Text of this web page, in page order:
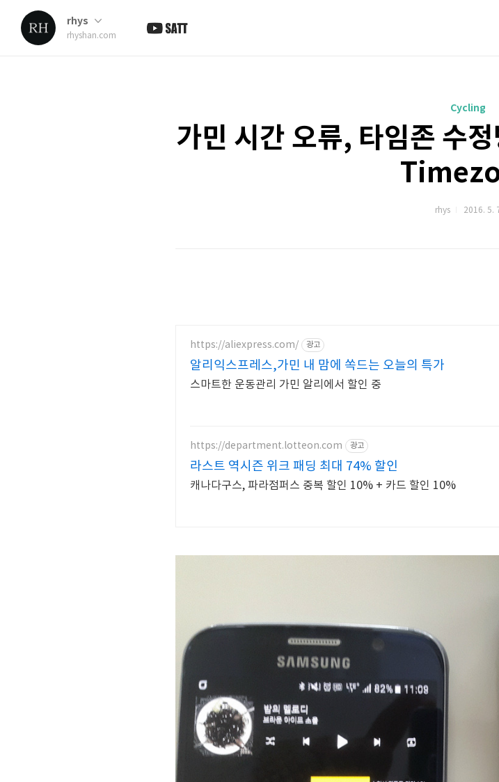
rhys
rhyshan.com
Cycling
가민 시간 오류, 타임존 수
rhys 2016. 5.
https://aliexpress.com/ 광고
알리익스프레스,가민 내 맘에 쏙드는 오늘의 특가
스마트한 운동관리 가민 알리에서 할인 중
https://department.lotteon.com 광고
라스트 역시즌 위크 패딩 최대 74% 할인
캐나다구스, 파라점퍼스 중복 할인 10% + 카드 할인 10%